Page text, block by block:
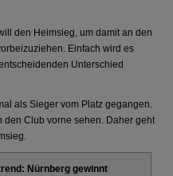
den Heimsieg, um damit an den
Einfach wird es
Unterschied
als Sieger vom Platz gegangen.
den Club vorne sehen. Daher geht
Nürnberg gewinnt